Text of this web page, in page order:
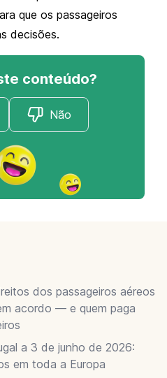
que os passageiros
decisões.
conteúdo?
Não
dos passageiros aéreos
acordo — e quem paga
a 3 de junho de 2026:
em toda a Europa